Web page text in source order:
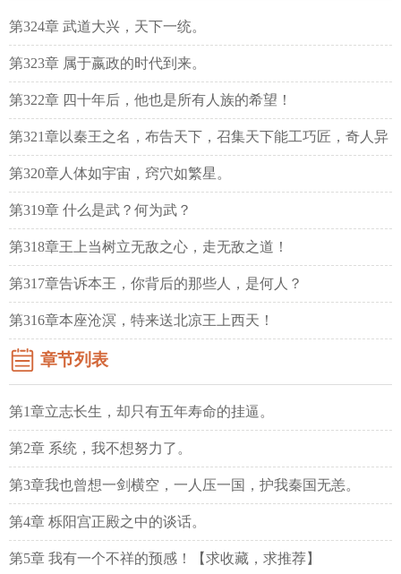
第324章 武道大兴，天下一统。
第323章 属于嬴政的时代到来。
第322章 四十年后，他也是所有人族的希望！
第321章以秦王之名，布告天下，召集天下能工巧匠，奇人异
士入咸阳！
第320章人体如宇宙，窍穴如繁星。
第319章 什么是武？何为武？
第318章王上当树立无敌之心，走无敌之道！
第317章告诉本王，你背后的那些人，是何人？
第316章本座沧溟，特来送北凉王上西天！
章节列表
第1章立志长生，却只有五年寿命的挂逼。
第2章 系统，我不想努力了。
第3章我也曾想一剑横空，一人压一国，护我秦国无恙。
第4章 栎阳宫正殿之中的谈话。
第5章 我有一个不祥的预感！【求收藏，求推荐】